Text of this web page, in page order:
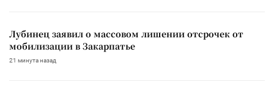
Лубинец заявил о массовом лишении отсрочек от
мобилизации в Закарпатье
21 минута назад